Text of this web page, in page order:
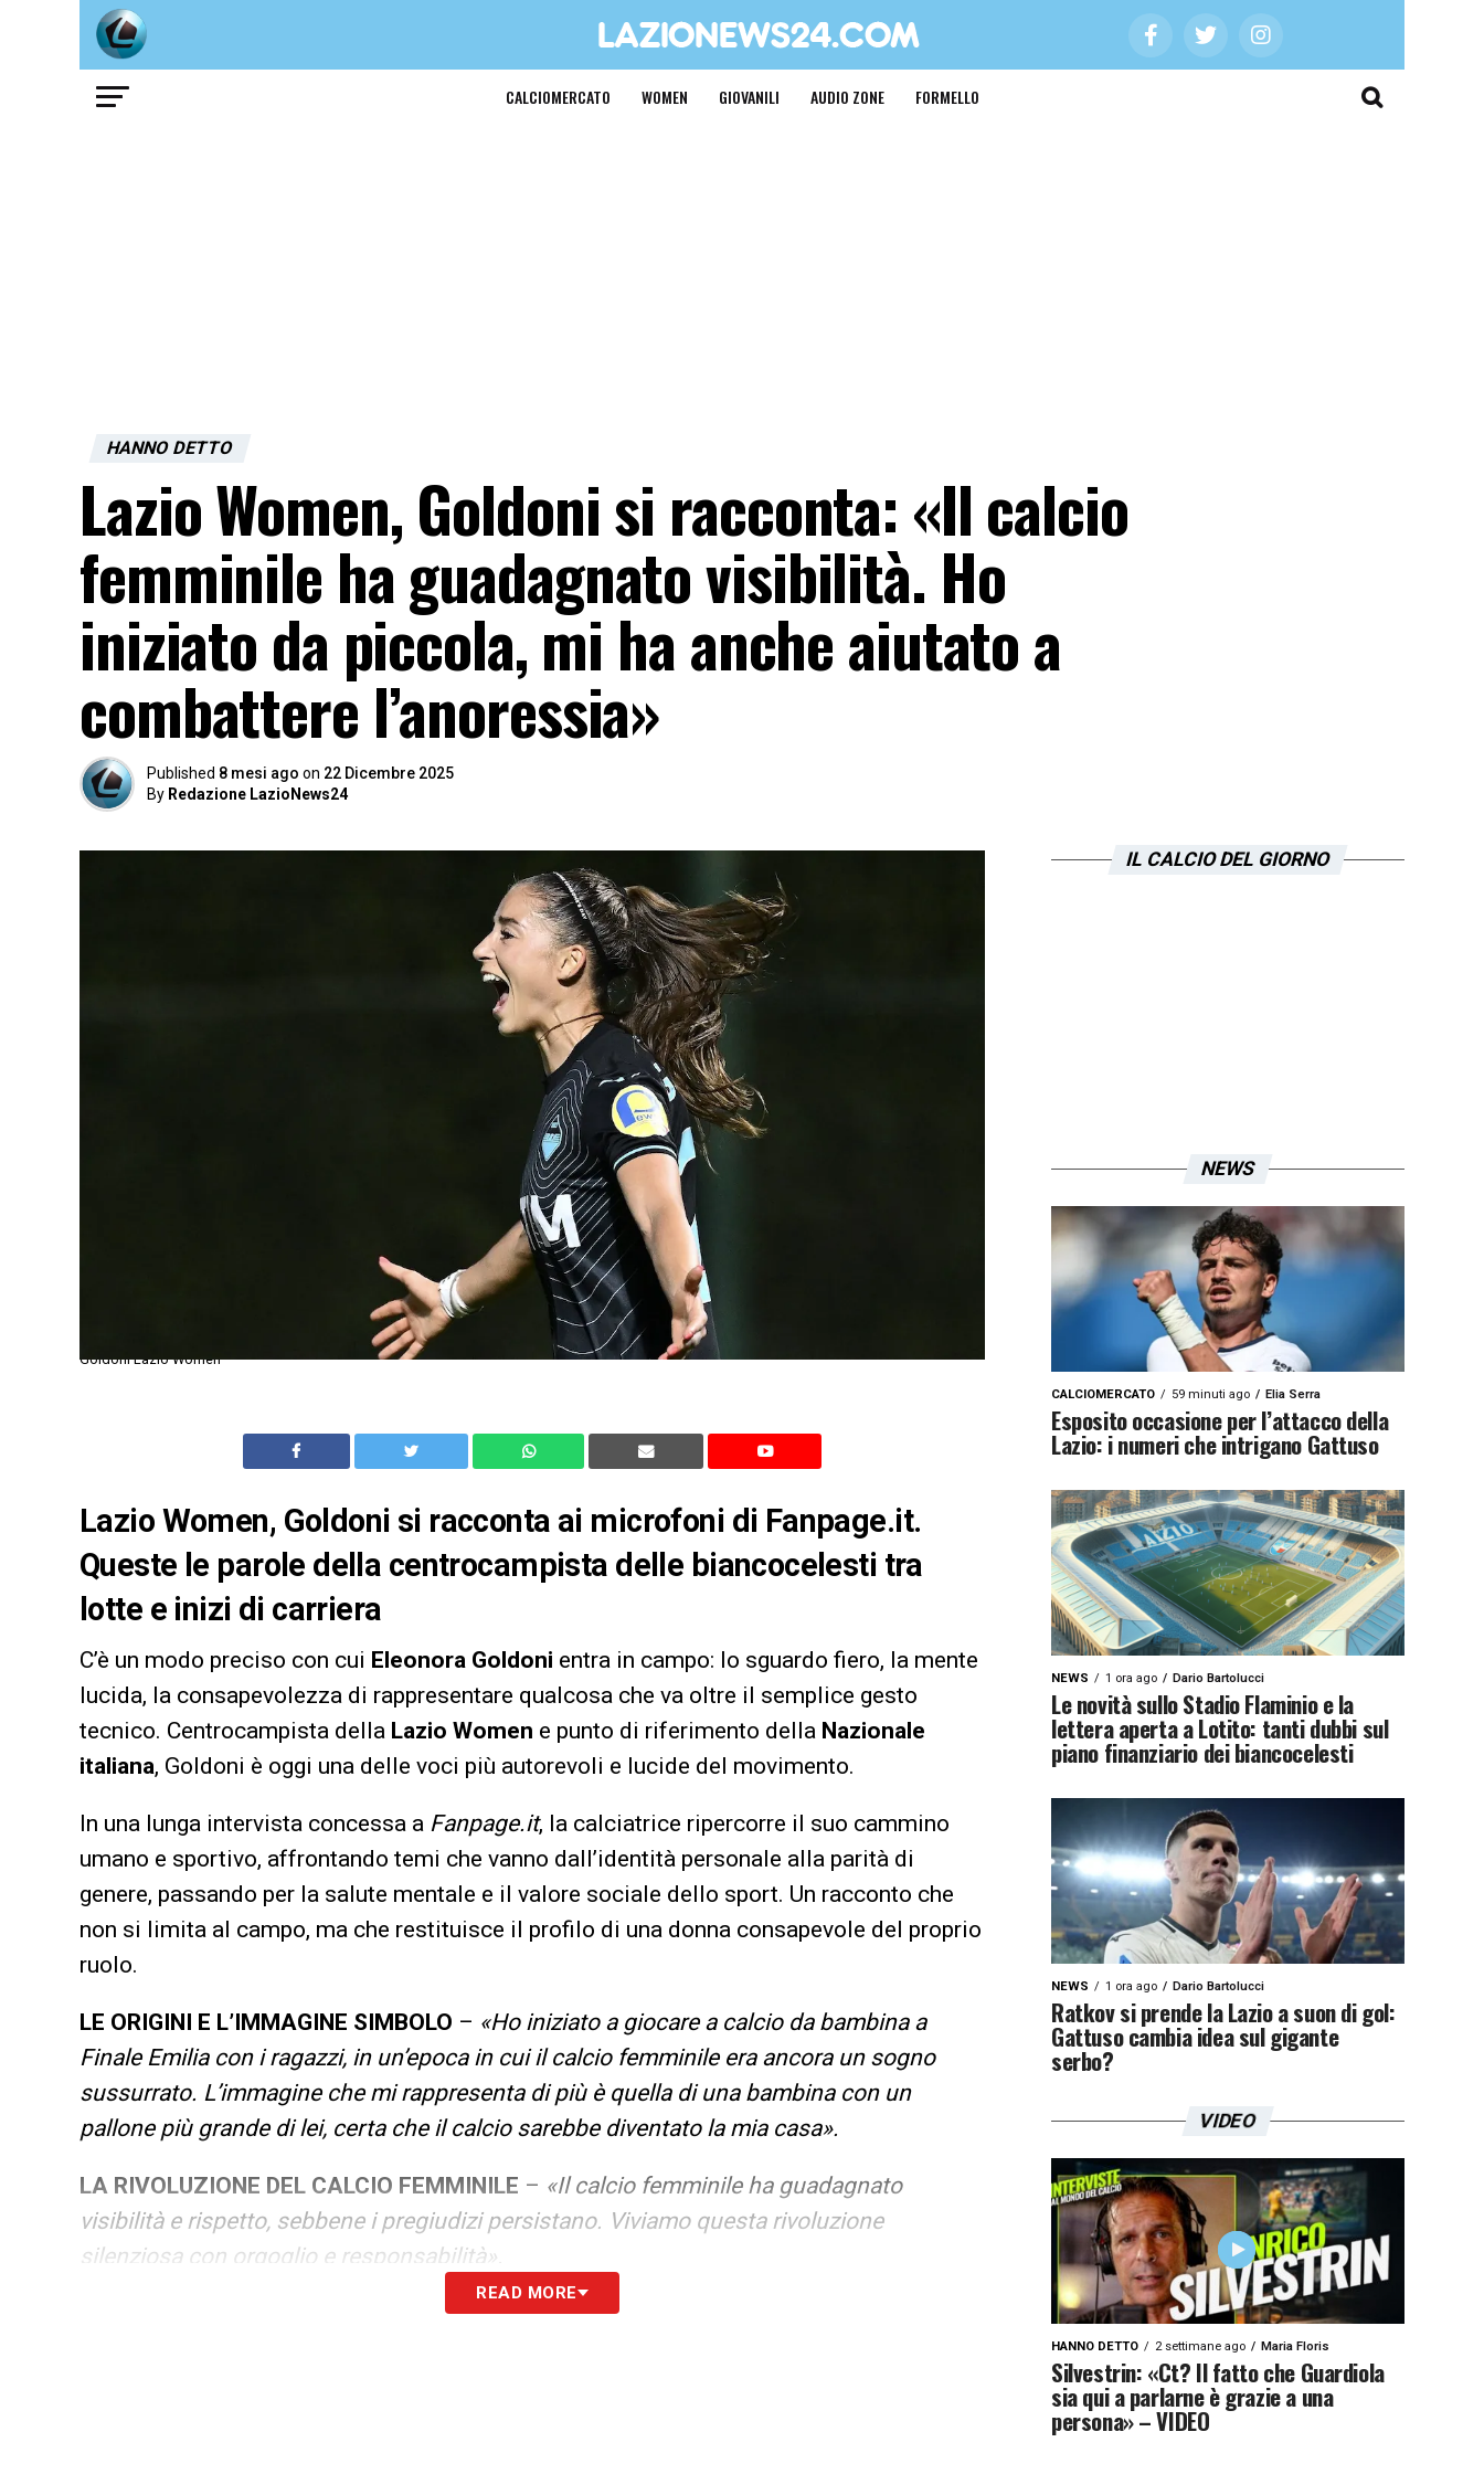
CALCIOMERCATO WOMEN GIOVANILI AUDIO ZONE FORMELLO
HANNO DETTO
Lazio Women, Goldoni si racconta: «Il calcio
femminile ha guadagnato visibilità. Ho
iniziato da piccola, mi ha anche aiutato a
combattere l’anoressia»
Published 8 mesi ago on 22 Dicembre 2025
By Redazione LazioNews24
Goldoni Lazio Women
Lazio Women, Goldoni si racconta ai microfoni di Fanpage.it.
Queste le parole della centrocampista delle biancocelesti tra
lotte e inizi di carriera
C’è un modo preciso con cui Eleonora Goldoni entra in campo: lo sguardo fiero, la mente
lucida, la consapevolezza di rappresentare qualcosa che va oltre il semplice gesto
tecnico. Centrocampista della Lazio Women e punto di riferimento della Nazionale
italiana, Goldoni è oggi una delle voci più autorevoli e lucide del movimento.
In una lunga intervista concessa a Fanpage.it, la calciatrice ripercorre il suo cammino
umano e sportivo, affrontando temi che vanno dall’identità personale alla parità di
genere, passando per la salute mentale e il valore sociale dello sport. Un racconto che
non si limita al campo, ma che restituisce il profilo di una donna consapevole del proprio
ruolo.
LE ORIGINI E L’IMMAGINE SIMBOLO – «Ho iniziato a giocare a calcio da bambina a
Finale Emilia con i ragazzi, in un’epoca in cui il calcio femminile era ancora un sogno
sussurrato. L’immagine che mi rappresenta di più è quella di una bambina con un
pallone più grande di lei, certa che il calcio sarebbe diventato la mia casa».
LA RIVOLUZIONE DEL CALCIO FEMMINILE – «Il calcio femminile ha guadagnato
visibilità e rispetto, sebbene i pregiudizi persistano. Viviamo questa rivoluzione
silenziosa con orgoglio e responsabilità».
«Giocare negli Stati Uniti mi ha insegnato a uscire dalla
READ MORE
IL CALCIO DEL GIORNO
NEWS
CALCIOMERCATO 59 minuti ago Elia Serra
Esposito occasione per l’attacco della
Lazio: i numeri che intrigano Gattuso
NEWS 1 ora ago Dario Bartolucci
Le novità sullo Stadio Flaminio e la
lettera aperta a Lotito: tanti dubbi sul
piano finanziario dei biancocelesti
NEWS 1 ora ago Dario Bartolucci
Ratkov si prende la Lazio a suon di gol:
Gattuso cambia idea sul gigante
serbo?
VIDEO
HANNO DETTO 2 settimane ago Maria Floris
Silvestrin: «Ct? Il fatto che Guardiola
sia qui a parlarne è grazie a una
persona» – VIDEO